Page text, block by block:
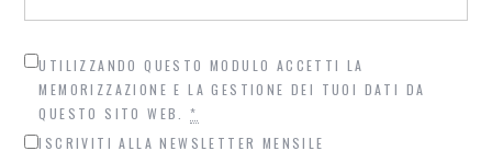
UTILIZZANDO QUESTO MODULO ACCETTI LA
MEMORIZZAZIONE E LA GESTIONE DEI TUOI DATI DA
QUESTO SITO WEB.*
ISCRIVITI ALLA NEWSLETTER MENSILE